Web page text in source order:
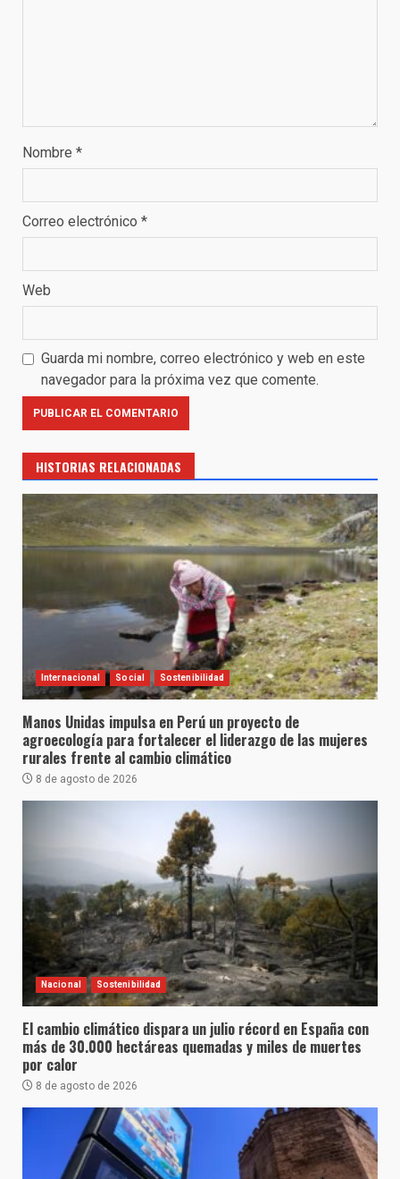
Nombre *
Correo electrónico *
Web
Guarda mi nombre, correo electrónico y web en este
navegador para la próxima vez que comente.
HISTORIAS RELACIONADAS
Internacional Social Sostenibilidad
Manos Unidas impulsa en Perú un proyecto de
agroecología para fortalecer el liderazgo de las mujeres
rurales frente al cambio climático
8 de agosto de 2026
Nacional Sostenibilidad
El cambio climático dispara un julio récord en España con
más de 30.000 hectáreas quemadas y miles de muertes
por calor
8 de agosto de 2026